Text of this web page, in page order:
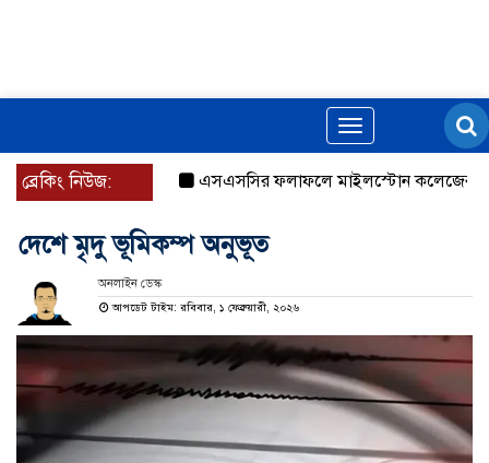
Toggle
navigation
ব্রেকিং নিউজ: এসএসসির ফলাফলে মাইলস্টোন কলেজের
দেশে মৃদু ভূমিকম্প অনুভূত
অনলাইন ডেস্ক
আপডেট টাইম: রবিবার, ১ ফেব্রুয়ারী, ২০২৬